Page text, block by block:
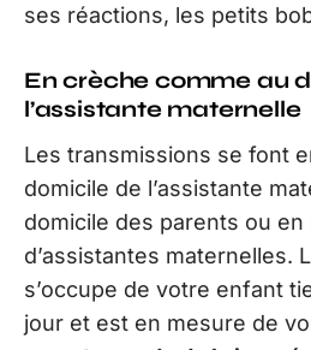
ses réactions, les petits
En crèche comme au
l’assistante maternelle
Les transmissions se font
domicile de l’assistante
domicile des parents ou en
d’assistantes maternelles.
s’occupe de votre enfant
jour et est en mesure de